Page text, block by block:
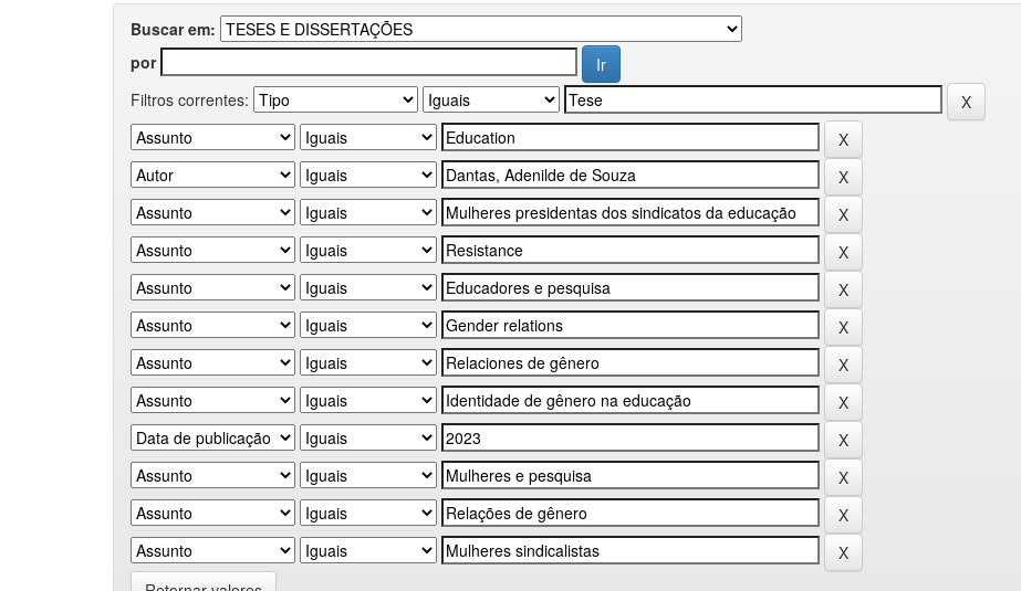
Buscar em:
por
Filtros correntes: